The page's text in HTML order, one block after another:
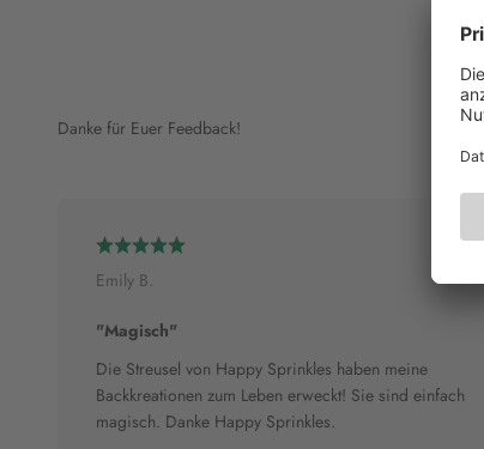
Danke für Euer Feedback!
Emily B.
"Magisch"
Die Streusel von Happy Sprinkles haben meine
Backkreationen zum Leben erweckt! Sie sind einfach
magisch. Danke Happy Sprinkles.